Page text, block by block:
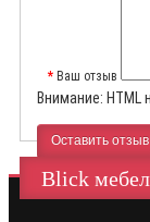
Ваш отзыв
Внимание: HTML
Оставить отзыв
Blick